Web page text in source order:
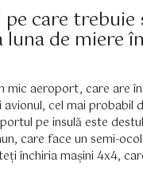
care trebuie
de miere
mic aeroport, care are
cel mai probabil
pe insulă este
care face un semi-
închiria mașini 4x4,